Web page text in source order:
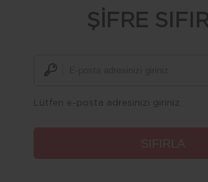
ŞİFRE
Lütfen e-posta adresinizi giriniz